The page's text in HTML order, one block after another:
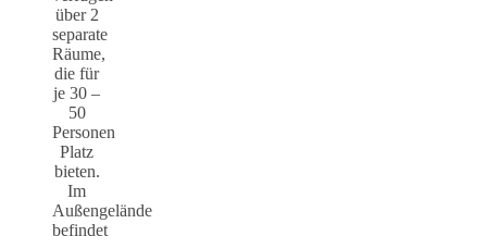
über 2
separate
Räume,
die für
je 30 –
50
Personen
Platz
bieten.
Im
Außengelände
befindet